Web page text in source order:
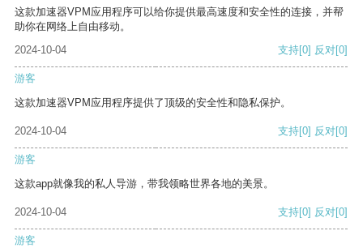
这款加速器VPM应用程序可以给你提供最高速度和安全性的连接，并帮
助你在网络上自由移动。
2024-10-04
支持[0] 反对[0]
游客
这款加速器VPM应用程序提供了顶级的安全性和隐私保护。
2024-10-04 支持[0] 反对[0]
游客
这款app就像我的私人导游，带我领略世界各地的美景。
2024-10-04 支持[0] 反对[0]
游客